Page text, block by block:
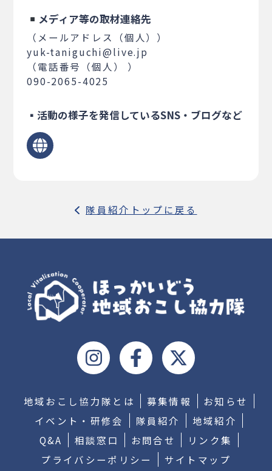
メディア等の取材連絡先
（メールアドレス（個人））
yuk-taniguchi@live.jp
（電話番号（個人） ）
090-2065-4025
▪活動の様子を発信しているSNS・ブログなど
隊員紹介トップに戻る
地域おこし協力隊とは 募集情報
お知らせ
イベント・研修会
隊員紹介
地域紹介
Q&A
相談窓口 お問合せ
リンク集
プライバシーポリシー
サイトマップ